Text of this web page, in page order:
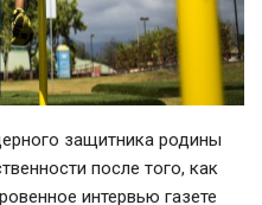
защитника родины
после того, как
интервью газете